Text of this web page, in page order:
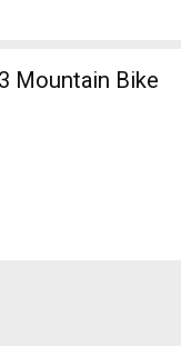
Mountain Bike